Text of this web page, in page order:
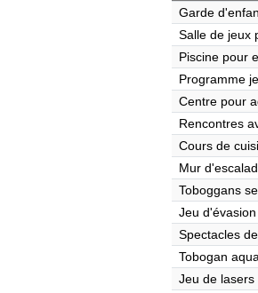
Garde
Salle de jeux
Piscine pour
Programme
Centre pour
Rencontres
Cours de
Mur
Toboggans
Jeu d'évasion
Spectacles
Tobogan
Jeu de lasers